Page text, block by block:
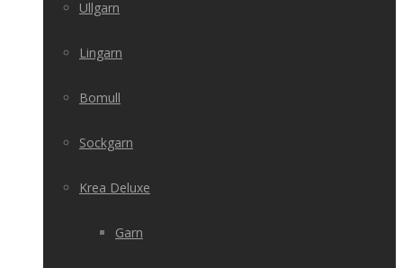
Ullgarn
Lingarn
Bomull
Sockgarn
Krea Deluxe
Garn